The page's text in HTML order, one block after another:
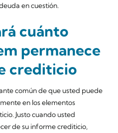
en cuestión.
cuánto
permanece
crediticio
común de que usted puede
en los elementos
Justo cuando usted
de su informe crediticio,